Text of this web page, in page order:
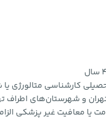
کارشناسی متالورژی
و شهرستان‌های اطراف
یا معافیت غیر پزشکی